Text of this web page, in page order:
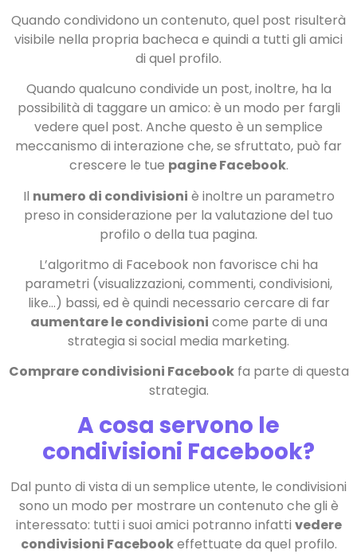
Quando condividono un contenuto, quel post risulterà
visibile nella propria bacheca e quindi a tutti gli amici
di quel profilo.
Quando qualcuno condivide un post, inoltre, ha la
possibilità di taggare un amico: è un modo per fargli
vedere quel post. Anche questo è un semplice
meccanismo di interazione che, se sfruttato, può far
crescere le tue pagine Facebook.
Il numero di condivisioni è inoltre un parametro
preso in considerazione per la valutazione del tuo
profilo o della tua pagina.
L’algoritmo di Facebook non favorisce chi ha
parametri (visualizzazioni, commenti, condivisioni,
like…) bassi, ed è quindi necessario cercare di far
aumentare le condivisioni come parte di una
strategia si social media marketing.
Comprare condivisioni Facebookfa parte di questa
strategia.
A cosa servono le
condivisioni Facebook?
Dal punto di vista di un semplice utente, le condivisioni
sono un modo per mostrare un contenuto che gli è
interessato: tutti i suoi amici potranno infatti vedere
condivisioni Facebookeffettuate da quel profilo.